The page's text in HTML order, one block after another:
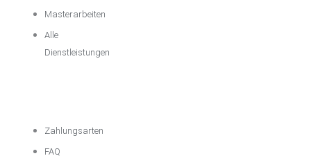
Masterarbeiten
Alle
Dienstleistungen
Zahlungsarten
FAQ